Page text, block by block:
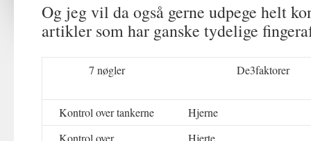
Og jeg vil da også gerne udpege helt
artikler som har ganske tydelige
7 nøgler De3faktorer
Kontrol over tankerne
Hjerne
Kontrol over
Hjerte